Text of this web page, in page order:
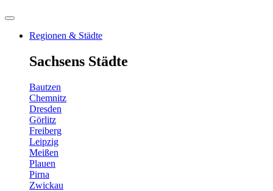
Regionen & Städte
Sachsens Städte
Bautzen
Chemnitz
Dresden
Görlitz
Freiberg
Leipzig
Meißen
Plauen
Pirna
Zwickau